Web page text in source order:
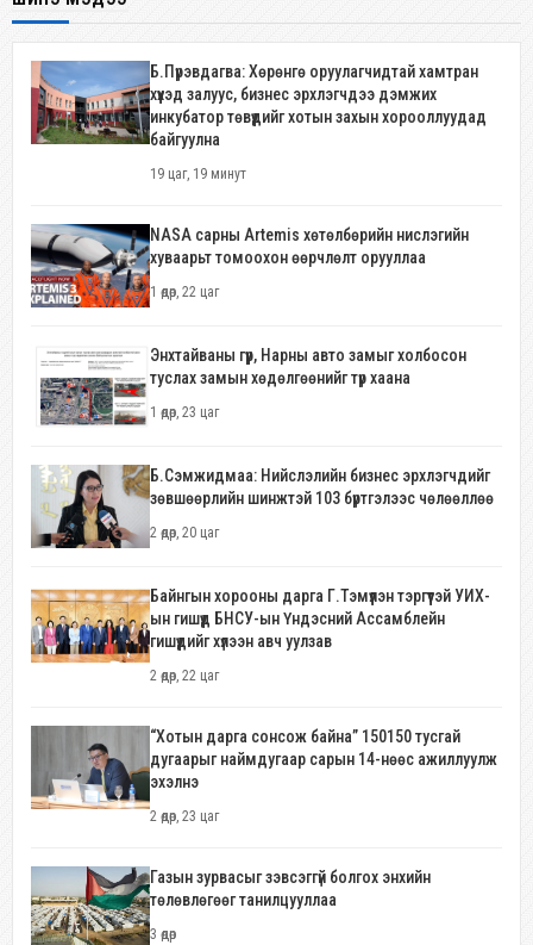
Б.Пүрэвдагва: Хөрөнгө оруулагчидтай хамтран
хүүхэд залуус, бизнес эрхлэгчдээ дэмжих
инкубатор төвүүдийг хотын захын хорооллуудад
байгуулна
19 цаг, 19 минут
NASA сарны Artemis хөтөлбөрийн нислэгийн
хуваарьт томоохон өөрчлөлт орууллаа
1 өдөр, 22 цаг
Энхтайваны гүүр, Нарны авто замыг холбосон
туслах замын хөдөлгөөнийг түр хаана
1 өдөр, 23 цаг
Б.Сэмжидмаа: Нийслэлийн бизнес эрхлэгчдийг
зөвшөөрлийн шинжтэй 103 бүртгэлээс чөлөөллөө
2 өдөр, 20 цаг
Байнгын хорооны дарга Г.Тэмүүлэн тэргүүтэй УИХ-
ын гишүүд БНСУ-ын Үндэсний Ассамблейн
гишүүдийг хүлээн авч уулзав
2 өдөр, 22 цаг
“Хотын дарга сонсож байна” 150150 тусгай
дугаарыг наймдугаар сарын 14-нөөс ажиллуулж
эхэлнэ
2 өдөр, 23 цаг
Газын зурвасыг зэвсэггүй болгох энхийн
төлөвлөгөөг танилцууллаа
3 өдөр